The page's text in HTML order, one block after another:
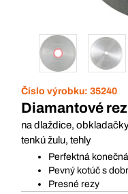
Číslo výrobku: 35240
Diamantové
na dlaždice,
tenkú žulu, tehly
Perfektná
Pevný kotúč s
Presné rezy